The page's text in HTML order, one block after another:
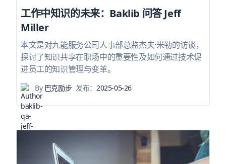
工作中知识的未来：Baklib 问答 Jeff
Miller
本文是对九能服务公司人事部总监杰夫·米勒的访谈，
探讨了知识共享在职场中的重要性及如何通过技术促
进员工的知识管理与变革。
By巴克励步 发布：2025-05-26